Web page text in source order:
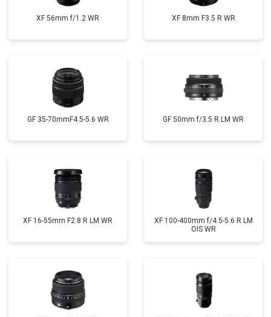
XF 56mm f/1.2 WR XF 8mm F3.5 R WR
GF 35-70mmF4.5-5.6 WR GF 50mm f/3.5 R LM WR
XF 16-55mm F2.8 R LM WR
XF 100-400mm f/4.5-5.6 R LM
OIS WR